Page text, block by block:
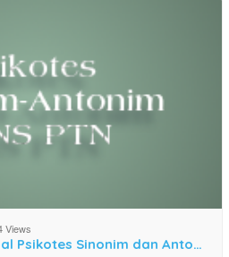
Views
Psikotes Sinonim dan Anto…